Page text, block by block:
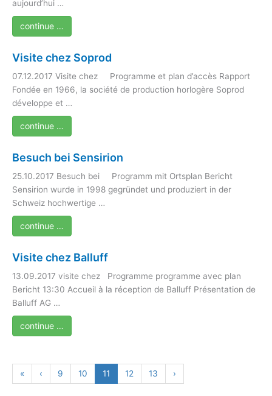
aujourd’hui …
continue …
Visite chez Soprod
07.12.2017 Visite chez Programme et plan d’accès Rapport
Fondée en 1966, la société de production horlogère Soprod
développe et …
continue …
Besuch bei Sensirion
25.10.2017 Besuch bei Programm mit Ortsplan Bericht
Sensirion wurde in 1998 gegründet und produziert in der
Schweiz hochwertige …
continue …
Visite chez Balluff
13.09.2017 visite chez Programme programme avec plan
Bericht 13:30 Accueil à la réception de Balluff Présentation de
Balluff AG …
continue …
« ‹ 9 10 11 12 13 ›